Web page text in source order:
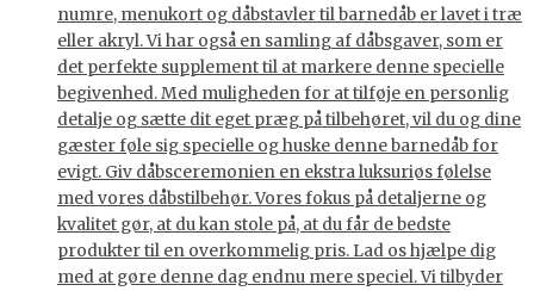
numre, menukort og dåbstavler til barnedåb er lavet i træ
eller akryl. Vi har også en samling af dåbsgaver, som er
det perfekte supplement til at markere denne specielle
begivenhed. Med muligheden for at tilføje en personlig
detalje og sætte dit eget præg på tilbehøret, vil du og dine
gæster føle sig specielle og huske denne barnedåb for
evigt. Giv dåbsceremonien en ekstra luksuriøs følelse
med vores dåbstilbehør. Vores fokus på detaljerne og
kvalitet gør, at du kan stole på, at du får de bedste
produkter til en overkommelig pris. Lad os hjælpe dig
med at gøre denne dag endnu mere speciel. Vi tilbyder